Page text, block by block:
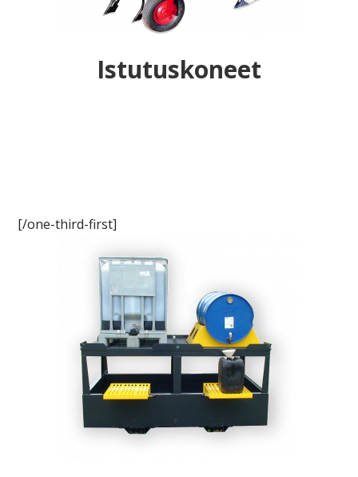
Istutuskoneet
[/one-third-first]